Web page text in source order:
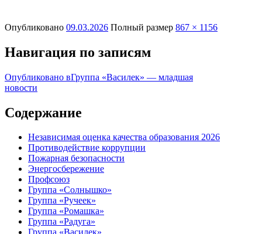
Опубликовано 09.03.2026 Полный размер 867 × 1156
Навигация по записям
Опубликовано вГруппа «Василек» — младшая
новости
Содержание
Независимая оценка качества образования 2026
Противодействие коррупции
Пожарная безопасности
Энергосбережение
Профсоюз
Группа «Солнышко»
Группа «Ручеек»
Группа «Ромашка»
Группа «Радуга»